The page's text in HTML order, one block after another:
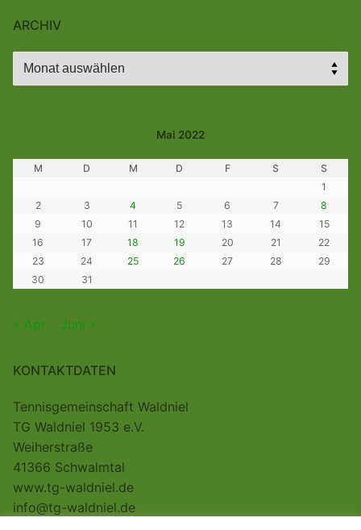
ARCHIV
Archiv
Mai 2022
M D M D F S
S
1
2
3 4 5 6 7
8
9
10 11 12 13 14
15
16
17 18 19 20 21
22
23
24 25 26 27 28
29
30
31
« Apr. Juni »
KONTAKTDATEN
Tennisgemeinschaft Waldniel
TG Waldniel 1953 e.V.
Weiherstraße
41366 Schwalmtal
www.tg-waldniel.de
info@tg-waldniel.de